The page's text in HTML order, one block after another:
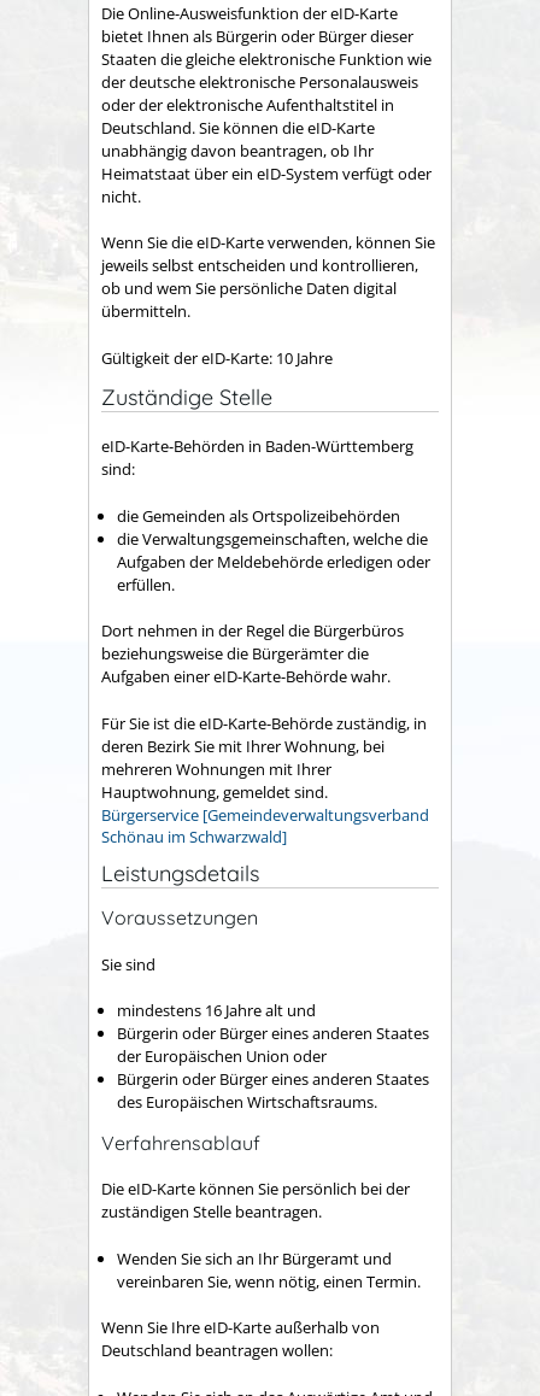
Die Online-Ausweisfunktion der eID-Karte
bietet Ihnen als Bürgerin oder Bürger dieser
Staaten die gleiche elektronische Funktion wie
der deutsche elektronische Personalausweis
oder der elektronische Aufenthaltstitel in
Deutschland. Sie können die eID-Karte
unabhängig davon beantragen, ob Ihr
Heimatstaat über ein eID-System verfügt oder
nicht.
Wenn Sie die eID-Karte verwenden, können Sie
jeweils selbst entscheiden und kontrollieren,
ob und wem Sie persönliche Daten digital
übermitteln.
Gültigkeit der eID-Karte: 10 Jahre
Zuständige Stelle
eID-Karte-Behörden in Baden-Württemberg
sind:
die Gemeinden als Ortspolizeibehörden
die Verwaltungsgemeinschaften,welche die
Aufgaben der Meldebehörde erledigen oder
erfüllen.
Dort nehmen in der Regel die Bürgerbüros
beziehungsweise die Bürgerämter die
Aufgaben einer eID-Karte-Behörde wahr.
Für Sie ist dieeID-Karte-Behördezuständig, in
deren Bezirk Sie mit Ihrer Wohnung, bei
mehreren Wohnungen mit Ihrer
Hauptwohnung, gemeldet sind.
Bürgerservice [Gemeindeverwaltungsverband
Schönau im Schwarzwald]
Leistungsdetails
Voraussetzungen
Sie sind
mindestens 16 Jahre alt und
Bürgerin oder Bürger eines anderen Staates
der Europäischen Union oder
Bürgerin oder Bürger eines anderen Staates
des Europäischen Wirtschaftsraums.
Verfahrensablauf
Die eID-Karte können Sie persönlich bei der
zuständigen Stelle beantragen.
Wenden Sie sich an Ihr Bürgeramt und
vereinbaren Sie, wenn nötig, einen Termin.
Wenn Sie Ihre eID-Karte außerhalb von
Deutschland beantragen wollen: